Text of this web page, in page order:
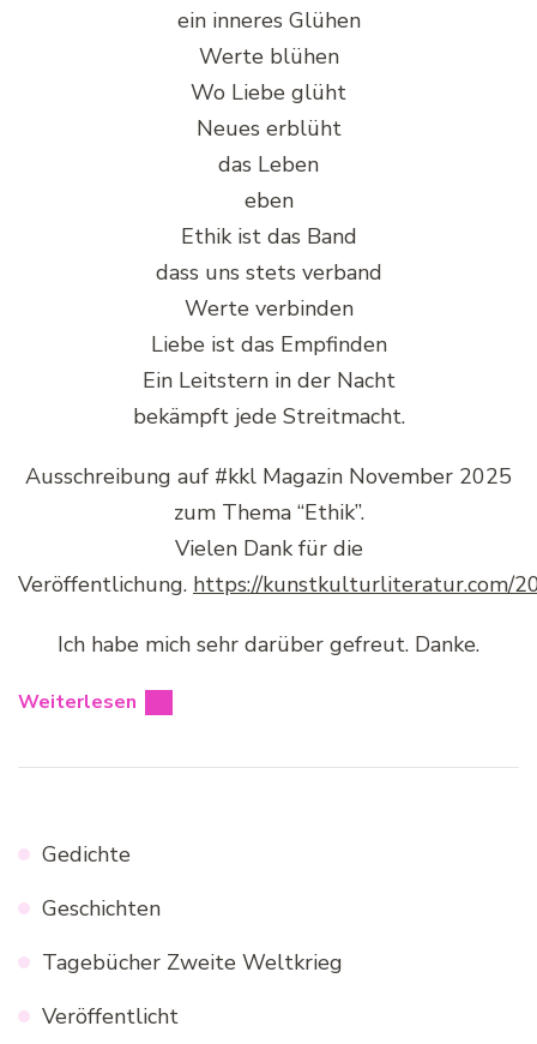
ein inneres Glühen
Werte blühen
Wo Liebe glüht
Neues erblüht
das Leben
eben
Ethik ist das Band
dass uns stets verband
Werte verbinden
Liebe ist das Empfinden
Ein Leitstern in der Nacht
bekämpft jede Streitmacht.
Ausschreibung auf #kkl Magazin November 2025
zum Thema “Ethik”.
Vielen Dank für die
Veröffentlichung. https://kunstkulturliteratur.com/
Ich habe mich sehr darüber gefreut. Danke.
Weiterlesen
Gedichte
Geschichten
Tagebücher Zweite Weltkrieg
Veröffentlicht